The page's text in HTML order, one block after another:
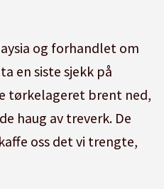
og forhandlet om
en siste sjekk på
tørkelageret brent ned,
haug av treverk. De
oss det vi trengte,